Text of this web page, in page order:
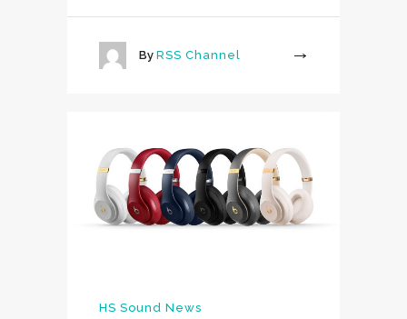
By RSS Channel
More
HS Sound News